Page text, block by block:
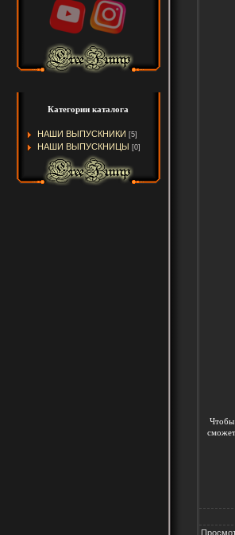
Категории каталога
НАШИ ВЫПУСКНИКИ [5]
НАШИ ВЫПУСКНИЦЫ [0]
Чтобы